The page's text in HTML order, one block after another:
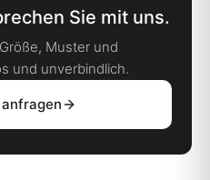
Sie mit uns.
Muster und
und unverbindlich.